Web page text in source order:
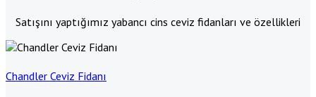
Satışını yaptığımız yabancı cins ceviz fidanları ve özellikleri
Chandler Ceviz Fidanı